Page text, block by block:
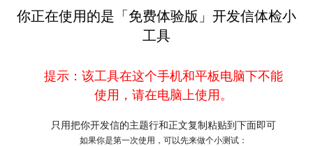
你正在使用的是「免费体验版」开发信体检小
工具
只用把你开发信的主题行和正文复制粘贴到下面即可
如果你是第一次使用，可以先来做个小测试：